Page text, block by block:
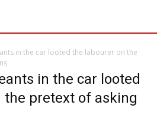
in the car looted the labourer on the
in the car looted
the pretext of asking